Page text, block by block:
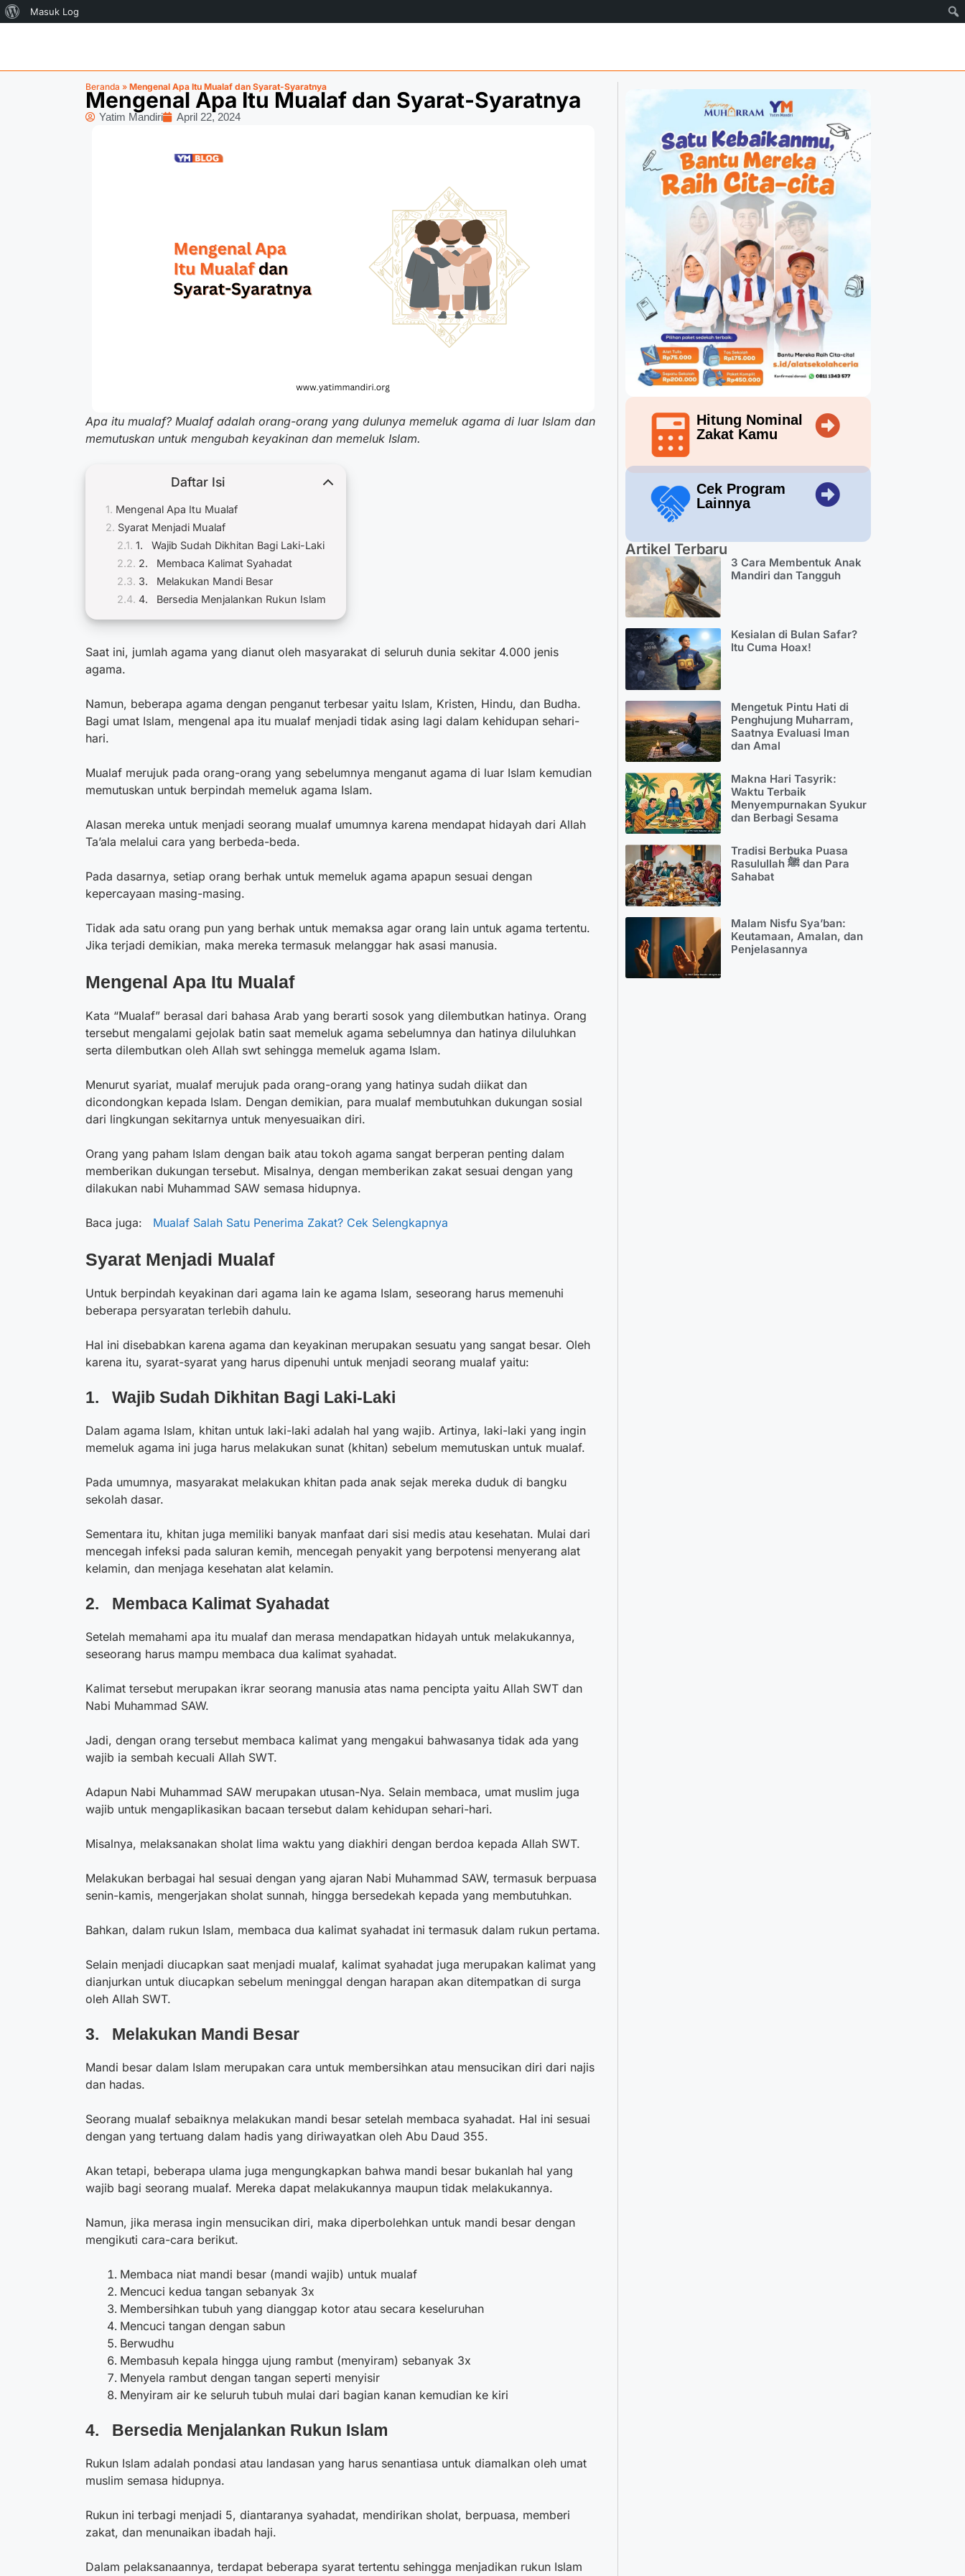
Masuk Log
Beranda » Mengenal Apa Itu Mualaf dan Syarat-Syaratnya
Mengenal Apa Itu Mualaf dan Syarat-Syaratnya
Yatim Mandiri April 22, 2024
Apa itu mualaf? Mualaf adalah orang-orang yang dulunya memeluk agama di luar Islam dan
memutuskan untuk mengubah keyakinan dan memeluk Islam.
Daftar Isi
Mengenal Apa Itu Mualaf
Syarat Menjadi Mualaf
1. Wajib Sudah Dikhitan Bagi Laki-Laki
2. Membaca Kalimat Syahadat
3. Melakukan Mandi Besar
4. Bersedia Menjalankan Rukun Islam
Saat ini, jumlah agama yang dianut oleh masyarakat di seluruh dunia sekitar 4.000 jenis
agama.
Namun, beberapa agama dengan penganut terbesar yaitu Islam, Kristen, Hindu, dan Budha.
Bagi umat Islam, mengenal apa itu mualaf menjadi tidak asing lagi dalam kehidupan sehari-
hari.
Mualaf merujuk pada orang-orang yang sebelumnya menganut agama di luar Islam kemudian
memutuskan untuk berpindah memeluk agama Islam.
Alasan mereka untuk menjadi seorang mualaf umumnya karena mendapat hidayah dari Allah
Ta’ala melalui cara yang berbeda-beda.
Pada dasarnya, setiap orang berhak untuk memeluk agama apapun sesuai dengan
kepercayaan masing-masing.
Tidak ada satu orang pun yang berhak untuk memaksa agar orang lain untuk agama tertentu.
Jika terjadi demikian, maka mereka termasuk melanggar hak asasi manusia.
Mengenal Apa Itu Mualaf
Kata “Mualaf” berasal dari bahasa Arab yang berarti sosok yang dilembutkan hatinya. Orang
tersebut mengalami gejolak batin saat memeluk agama sebelumnya dan hatinya diluluhkan
serta dilembutkan oleh Allah swt sehingga memeluk agama Islam.
Menurut syariat, mualaf merujuk pada orang-orang yang hatinya sudah diikat dan
dicondongkan kepada Islam. Dengan demikian, para mualaf membutuhkan dukungan sosial
dari lingkungan sekitarnya untuk menyesuaikan diri.
Orang yang paham Islam dengan baik atau tokoh agama sangat berperan penting dalam
memberikan dukungan tersebut. Misalnya, dengan memberikan zakat sesuai dengan yang
dilakukan nabi Muhammad SAW semasa hidupnya.
Baca juga: Mualaf Salah Satu Penerima Zakat? Cek Selengkapnya
Syarat Menjadi Mualaf
Untuk berpindah keyakinan dari agama lain ke agama Islam, seseorang harus memenuhi
beberapa persyaratan terlebih dahulu.
Hal ini disebabkan karena agama dan keyakinan merupakan sesuatu yang sangat besar. Oleh
karena itu, syarat-syarat yang harus dipenuhi untuk menjadi seorang mualaf yaitu:
1. Wajib Sudah Dikhitan Bagi Laki-Laki
Dalam agama Islam, khitan untuk laki-laki adalah hal yang wajib. Artinya, laki-laki yang ingin
memeluk agama ini juga harus melakukan sunat (khitan) sebelum memutuskan untuk mualaf.
Pada umumnya, masyarakat melakukan khitan pada anak sejak mereka duduk di bangku
sekolah dasar.
Sementara itu, khitan juga memiliki banyak manfaat dari sisi medis atau kesehatan. Mulai dari
mencegah infeksi pada saluran kemih, mencegah penyakit yang berpotensi menyerang alat
kelamin, dan menjaga kesehatan alat kelamin.
2. Membaca Kalimat Syahadat
Setelah memahami apa itu mualaf dan merasa mendapatkan hidayah untuk melakukannya,
seseorang harus mampu membaca dua kalimat syahadat.
Kalimat tersebut merupakan ikrar seorang manusia atas nama pencipta yaitu Allah SWT dan
Nabi Muhammad SAW.
Jadi, dengan orang tersebut membaca kalimat yang mengakui bahwasanya tidak ada yang
wajib ia sembah kecuali Allah SWT.
Adapun Nabi Muhammad SAW merupakan utusan-Nya. Selain membaca, umat muslim juga
wajib untuk mengaplikasikan bacaan tersebut dalam kehidupan sehari-hari.
Misalnya, melaksanakan sholat lima waktu yang diakhiri dengan berdoa kepada Allah SWT.
Melakukan berbagai hal sesuai dengan yang ajaran Nabi Muhammad SAW, termasuk berpuasa
senin-kamis, mengerjakan sholat sunnah, hingga bersedekah kepada yang membutuhkan.
Bahkan, dalam rukun Islam, membaca dua kalimat syahadat ini termasuk dalam rukun pertama.
Selain menjadi diucapkan saat menjadi mualaf, kalimat syahadat juga merupakan kalimat yang
dianjurkan untuk diucapkan sebelum meninggal dengan harapan akan ditempatkan di surga
oleh Allah SWT.
3. Melakukan Mandi Besar
Mandi besar dalam Islam merupakan cara untuk membersihkan atau mensucikan diri dari najis
dan hadas.
Seorang mualaf sebaiknya melakukan mandi besar setelah membaca syahadat. Hal ini sesuai
dengan yang tertuang dalam hadis yang diriwayatkan oleh Abu Daud 355.
Akan tetapi, beberapa ulama juga mengungkapkan bahwa mandi besar bukanlah hal yang
wajib bagi seorang mualaf. Mereka dapat melakukannya maupun tidak melakukannya.
Namun, jika merasa ingin mensucikan diri, maka diperbolehkan untuk mandi besar dengan
mengikuti cara-cara berikut.
Membaca niat mandi besar (mandi wajib) untuk mualaf
Mencuci kedua tangan sebanyak 3x
Membersihkan tubuh yang dianggap kotor atau secara keseluruhan
Mencuci tangan dengan sabun
Berwudhu
Membasuh kepala hingga ujung rambut (menyiram) sebanyak 3x
Menyela rambut dengan tangan seperti menyisir
Menyiram air ke seluruh tubuh mulai dari bagian kanan kemudian ke kiri
4. Bersedia Menjalankan Rukun Islam
Rukun Islam adalah pondasi atau landasan yang harus senantiasa untuk diamalkan oleh umat
muslim semasa hidupnya.
Rukun ini terbagi menjadi 5, diantaranya syahadat, mendirikan sholat, berpuasa, memberi
zakat, dan menunaikan ibadah haji.
Dalam pelaksanaannya, terdapat beberapa syarat tertentu sehingga menjadikan rukun Islam
Hitung Nominal
Zakat Kamu
Cek Program
Lainnya
Artikel Terbaru
3 Cara Membentuk Anak
Mandiri dan Tangguh
Kesialan di Bulan Safar?
Itu Cuma Hoax!
Mengetuk Pintu Hati di
Penghujung Muharram,
Saatnya Evaluasi Iman
dan Amal
Makna Hari Tasyrik:
Waktu Terbaik
Menyempurnakan Syukur
dan Berbagi Sesama
Tradisi Berbuka Puasa
Rasulullah ﷺ dan Para
Sahabat
Malam Nisfu Sya’ban:
Keutamaan, Amalan, dan
Penjelasannya